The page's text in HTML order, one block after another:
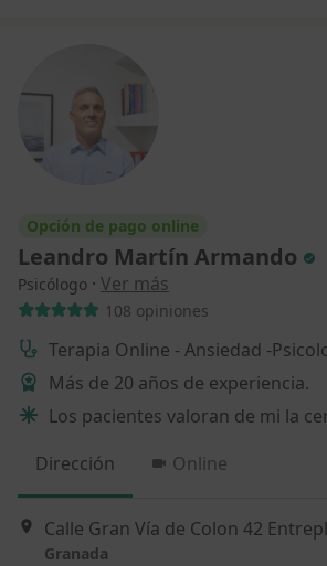
Opción de pago online
Leandro Martín Armando
Psicólogo · Ver más
108 opiniones
Terapia Online - Ansiedad -
Más de 20 años de experiencia.
Los pacientes valoran de mi la
Dirección
Online
Granada